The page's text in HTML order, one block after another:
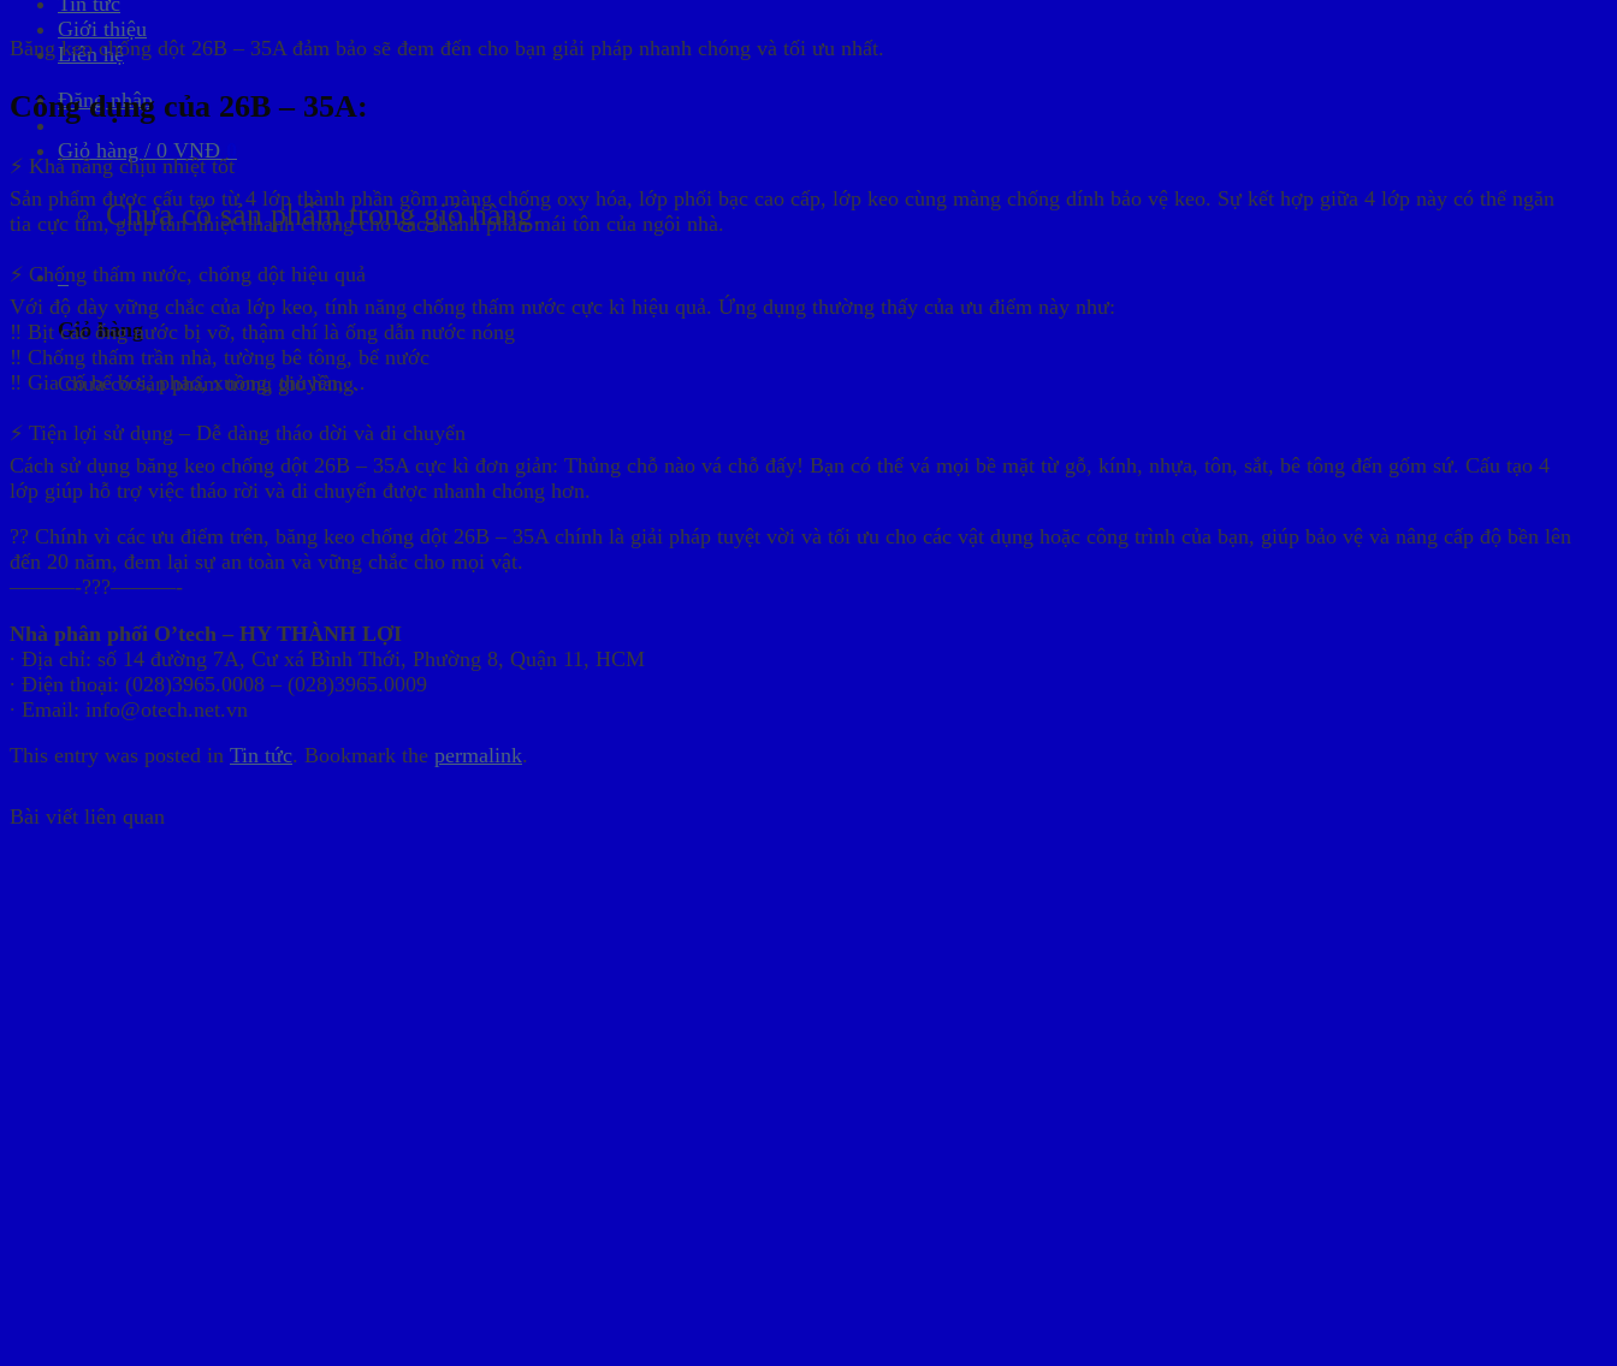
Giới thiệu
Liên hệ
Đăng nhập
Giỏ hàng / 0 VNĐ
Chưa có sản phẩm trong giỏ hàng.
0
Giỏ hàng
Chưa có sản phẩm trong giỏ hàng.
Băng keo chống dột 26B – 35A đảm bảo sẽ đem đến cho bạn giải pháp nhanh chóng và tối ưu nhất.
Công dụng của 26B – 35A:
⚡ Khả năng chịu nhiệt tốt
Sản phẩm được cấu tạo từ 4 lớp thành phần gồm màng chống oxy hóa, lớp phối bạc cao cấp, lớp keo cùng màng chống dính bảo vệ keo. Sự kết hợp giữa 4 lớp này có thể ngăn
tia cực tím, giúp tản nhiệt nhanh chóng cho các thành phần mái tôn của ngôi nhà.
⚡ Chống thấm nước, chống dột hiệu quả
Với độ dày vững chắc của lớp keo, tính năng chống thấm nước cực kì hiệu quả. Ứng dụng thường thấy của ưu điểm này như:
‼ Bịt các ống nước bị vỡ, thậm chí là ống dẫn nước nóng
‼ Chống thấm trần nhà, tường bê tông, bể nước
‼ Gia cố bể bơi, phao, xuồng, thuyền,…
⚡ Tiện lợi sử dụng – Dễ dàng tháo dời và di chuyển
Cách sử dụng băng keo chống dột 26B – 35A cực kì đơn giản: Thủng chỗ nào vá chỗ đấy! Bạn có thể vá mọi bề mặt từ gỗ, kính, nhựa, tôn, sắt, bê tông đến gốm sứ. Cấu tạo 4
lớp giúp hỗ trợ việc tháo rời và di chuyển được nhanh chóng hơn.
?? Chính vì các ưu điểm trên, băng keo chống dột 26B – 35A chính là giải pháp tuyệt vời và tối ưu cho các vật dụng hoặc công trình của bạn, giúp bảo vệ và nâng cấp độ bền lên
đến 20 năm, đem lại sự an toàn và vững chắc cho mọi vật.
———-???———-
Nhà phân phối O’tech – HY THÀNH LỢI
∙ Địa chỉ: số 14 đường 7A, Cư xá Bình Thới, Phường 8, Quận 11, HCM
∙ Điện thoại: (028)3965.0008 – (028)3965.0009
∙ Email: info@otech.net.vn
This entry was posted in Tin tức. Bookmark the permalink.
Bài viết liên quan